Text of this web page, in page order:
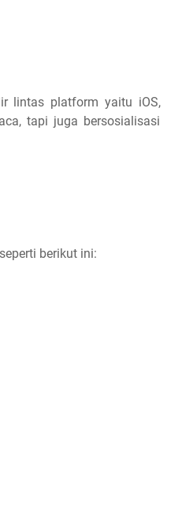
lintas platform yaitu iOS,
tapi juga bersosialisasi
berikut ini: